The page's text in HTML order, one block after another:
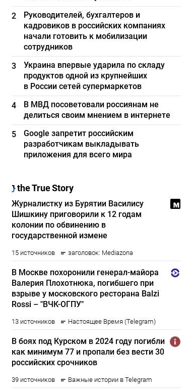
2
Руководителей, бухгалтеров и
кадровиков в российских компаниях
начали готовить к мобилизации
сотрудников
3
Украина впервые ударила по складу
продуктов одной из крупнейших
в России сетей супермаркетов
4
В МВД посоветовали россиянам не
делиться своим мнением в интернете
5
Google запретит российским
разработчикам выкладывать
приложения для всего мира